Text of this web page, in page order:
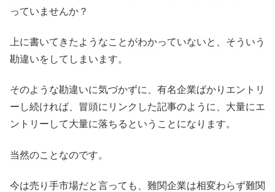
っていませんか？
上に書いてきたようなことがわかっていないと、そういう
勘違いをしてしまいます。
そのような勘違いに気づかずに、有名企業ばかりエントリ
ーし続ければ、冒頭にリンクした記事のように、大量にエ
ントリーして大量に落ちるということになります。
当然のことなのです。
今は売り手市場だと言っても、難関企業は相変わらず難関